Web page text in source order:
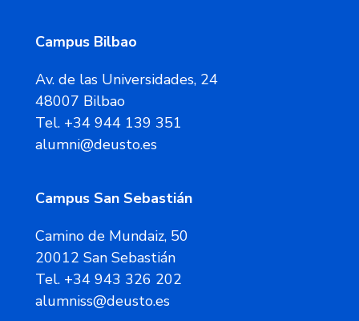
Campus Bilbao
Av. de las Universidades, 24
48007 Bilbao
Tel. +34 944 139 351
alumni@deusto.es
Campus San Sebastián
Camino de Mundaiz, 50
20012 San Sebastián
Tel. +34 943 326 202
alumniss@deusto.es